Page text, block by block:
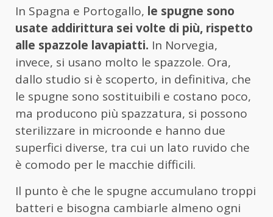
In Spagna e Portogallo, le spugne sono
usate addirittura sei volte di più, rispetto
alle spazzole lavapiatti. In Norvegia,
invece, si usano molto le spazzole. Ora,
dallo studio si è scoperto, in definitiva, che
le spugne sono sostituibili e costano poco,
ma producono più spazzatura, si possono
sterilizzare in microonde e hanno due
superfici diverse, tra cui un lato ruvido che
è comodo per le macchie difficili.
Il punto è che le spugne accumulano troppi
batteri e bisogna cambiarle almeno ogni